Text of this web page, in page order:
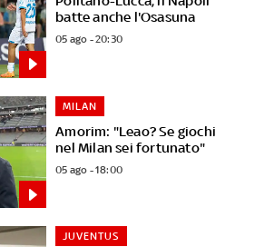
batte anche l'Osasuna
05 ago - 20:30
Amorim: "Leao? Se giochi
nel Milan sei fortunato"
MILAN
05 ago - 18:00
JUVENTUS